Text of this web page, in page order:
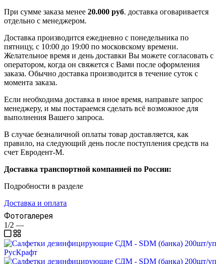
При сумме заказа менее 20.000 руб. доставка оговаривается
отдельно с менеджером.
Доставка производится ежедневно с понедельника по
пятницу, с 10:00 до 19:00 по московскому времени.
Желательное время и день доставки Вы можете согласовать с
оператором, когда он свяжется с Вами после оформления
заказа. Обычно доставка производится в течение суток с
момента заказа.
Если необходима доставка в иное время, направьте запрос
менеджеру, и мы постараемся сделать всё возможное для
выполнения Вашего запроса.
В случае безналичной оплаты товар доставляется, как
правило, на следующий день после поступления средств на
счет Евродент-М.
Доставка транспортной компанией по России:
Подробности в разделе
Доставка и оплата
Фотогалерея
1/2 —